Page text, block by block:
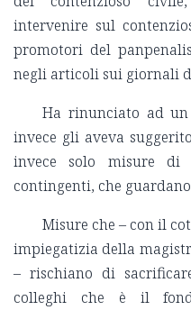
intervenire sul
promotori del
negli articoli sui giornali
Ha rinunciato ad
invece gli aveva
invece solo misure di
contingenti, che
Misure che – con il
impiegatizia della
– rischiano di
colleghi che è il